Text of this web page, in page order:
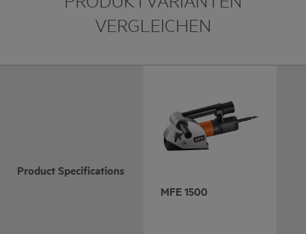
VERGLEICHEN
Product Specifications
MFE 1500